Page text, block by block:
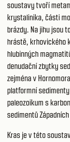
soustavy tvoří
krystalinika, části
brázdy. Na jihu jsou
hrástě, krhovického
hlubinných
denudační zbytky
zejména v
platformní
paleozoikum s
sedimentů
Kras je v této